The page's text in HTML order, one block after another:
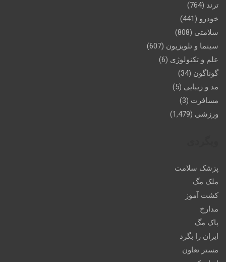
ترند (764)
خودرو (441)
سلامتی (808)
سینما و تلویزیون (607)
علم و تکنولوژی (6)
گوناگون (34)
مد و زیبایی (5)
مسافرت (3)
ورزشی (1,479)
پزشک سلامت
ملک مگ
کشت آموز
مدارخ
پاک مگ
ایران را بگرد
مستر تعاون